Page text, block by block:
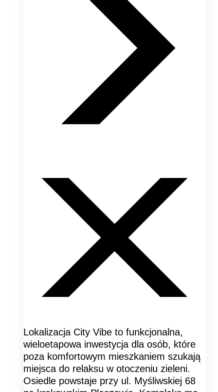
Lokalizacja City Vibe to funkcjonalna,
wieloetapowa inwestycja dla osób, które
poza komfortowym mieszkaniem szukają
miejsca do relaksu w otoczeniu zieleni.
Osiedle powstaje przy ul. Myśliwskiej 68